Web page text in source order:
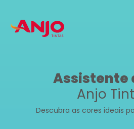
Assistente
Anjo
Descubra as cores ideais